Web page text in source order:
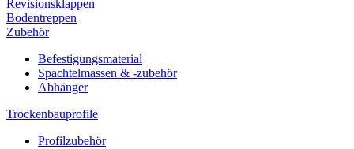
Revisionsklappen
Bodentreppen
Zubehör
Befestigungsmaterial
Spachtelmassen & -zubehör
Abhänger
Trockenbauprofile
Profilzubehör